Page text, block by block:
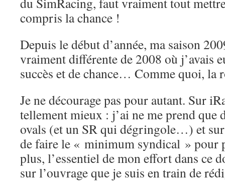
compris la chance !
Depuis le début d’année, ma saison
vraiment différente de 2008 où j’avais
succès et de chance… Comme quoi, la
Je ne décourage pas pour autant. Sur
tellement mieux : j’ai ne me prend que
ovals (et un SR qui dégringole…) et
de faire le « minimum syndical » pour
plus, l’essentiel de mon effort dans ce
sur l’ouvrage que je suis en train de